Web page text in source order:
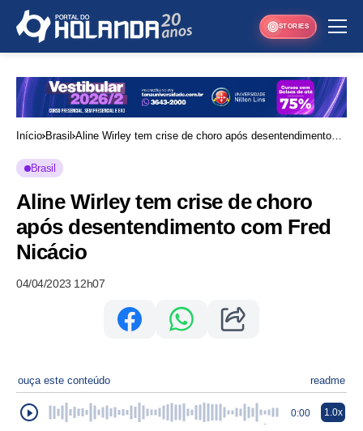
STORIES
Início Brasil Aline Wirley tem crise de choro após desentendimento
Brasil
Aline Wirley tem crise de choro
após desentendimento com Fred
Nicácio
04/04/2023 12h07
ouça este conteúdo readme
0:00 1.0x